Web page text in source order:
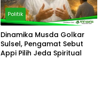
Politik
Dinamika Musda Golkar
Sulsel, Pengamat Sebut
Appi Pilih Jeda Spiritual